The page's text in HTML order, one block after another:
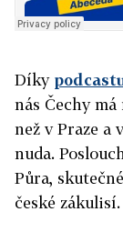
Díky
nás Čechy
než v Praze a
nuda.
Půra,
české zákulisí.